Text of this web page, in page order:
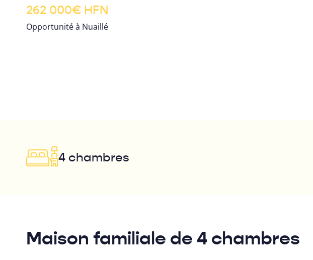
262 000€ HFN
Opportunité à Nuaillé
4 chambres
Maison familiale de 4 chambres